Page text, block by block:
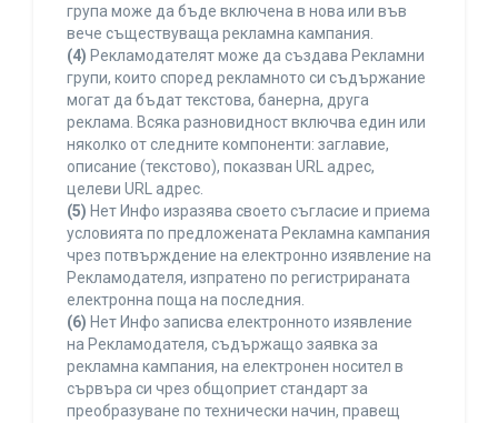
група може да бъде включена в нова или във
вече съществуваща рекламна кампания.
(4) Рекламодателят може да създава Рекламни
групи, които според рекламното си съдържание
могат да бъдат текстова, банерна, друга
реклама. Всяка разновидност включва един или
няколко от следните компоненти: заглавие,
описание (текстово), показван URL адрес,
целеви URL адрес.
(5) Нет Инфо изразява своето съгласие и приема
условията по предложената Рекламна кампания
чрез потвърждение на електронно изявление на
Рекламодателя, изпратено по регистрираната
електронна поща на последния.
(6) Нет Инфо записва електронното изявление
на Рекламодателя, съдържащо заявка за
рекламна кампания, на електронен носител в
сървъра си чрез общоприет стандарт за
преобразуване по технически начин, правещ